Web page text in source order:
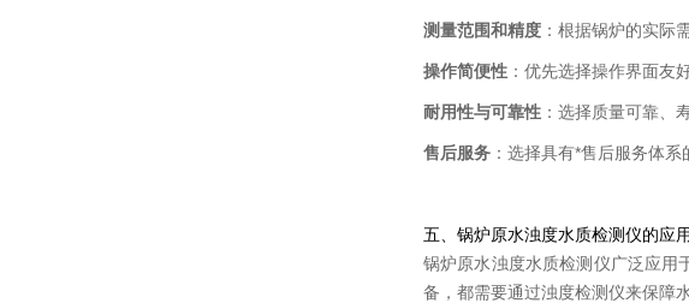
测量范围和精度 ：根据锅炉的实际
操作简便性 ：优先选择操作界面友
耐用性与可靠性 ：选择质量可靠、
售后服务 ：选择具有*售后服务体
五、锅炉原水浊度水质检测仪的应
锅炉原水浊度水质检测仪广泛应用
备，都需要通过浊度检测仪来保障